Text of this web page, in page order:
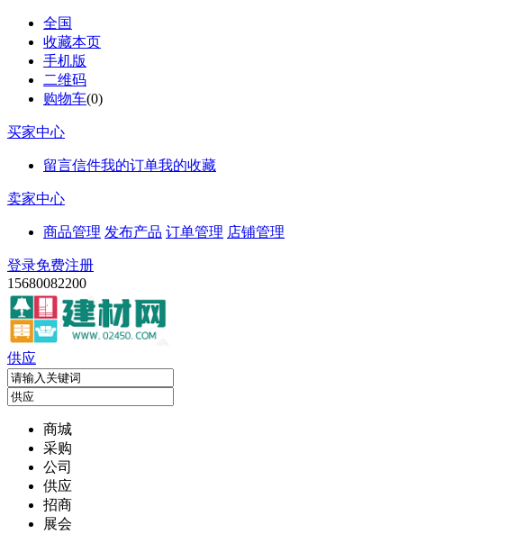
全国
收藏本页
手机版
二维码
购物车(0)
买家中心
留言信件我的订单我的收藏
卖家中心
商品管理 发布产品 订单管理 店铺管理
登录免费注册
15680082200
供应
商城
采购
公司
供应
招商
展会